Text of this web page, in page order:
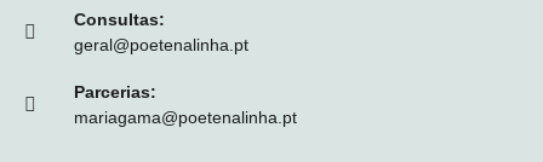
Consultas:
geral@poetenalinha.pt
Parcerias:
mariagama@poetenalinha.pt